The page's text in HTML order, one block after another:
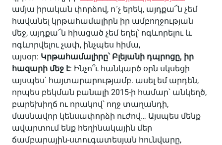
ամյա իրական փորձով, ոˊչ երեկ, այդքա՜ն չեմ
հավանել կրթահամալիրն իր ամբողջության
մեջ, այդքա՜ն հիացած չեմ եղել՝ ոգևորելու և
ոգևորվելու չափ, ինչպես հիմա,
այսօր: Կրթահամալիրը՝ Բլեյանի դպրոցը, իր
հազարի մեջ է: Ինչո՞ւ հանկարծ օրն սկսեցի
այսպես՝ հայտարարությամբ. ասել եմ արդեն,
որպես բեկման բանալի 2015-ի համար՝ անկեղծ,
բարեխիղճ ու որակով՝ ողջ տաղանդի,
մասնավոր կենսափորձի ուժով… Այսպես մենք
ավարտում ենք հեղինակային մեր
ճամբարային-ստուգատեսյան հունվարը,